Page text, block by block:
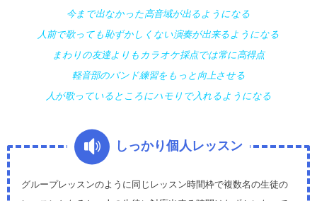
今まで出なかった高音域が出るようになる
人前で歌っても恥ずかしくない演奏が出来るようになる
まわりの友達よりもカラオケ採点では常に高得点
軽音部のバンド練習をもっと向上させる
人が歌っているところにハモりで入れるようになる
しっかり個人レッスン
グループレッスンのように同じレッスン時間枠で複数名の生徒の